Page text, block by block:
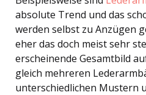
absolute Trend und das
werden selbst zu Anzügen
eher das doch meist sehr
erscheinende Gesamtbild
gleich mehreren
unterschiedlichen Mustern